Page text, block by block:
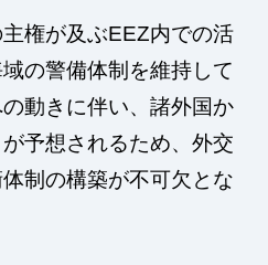
権が及ぶEEZ内での活
の警備体制を維持して
動きに伴い、諸外国か
予想されるため、外交
制の構築が不可欠とな